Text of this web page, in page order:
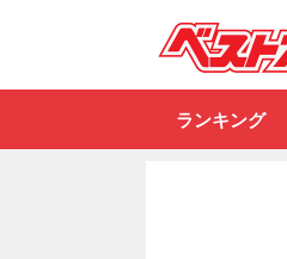
ランキング